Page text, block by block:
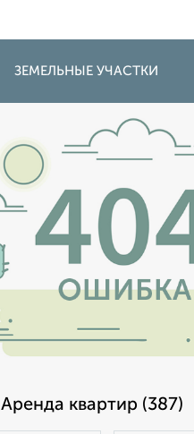
ЗЕМЕЛЬНЫЕ УЧАСТКИ
Аренда квартир (387)